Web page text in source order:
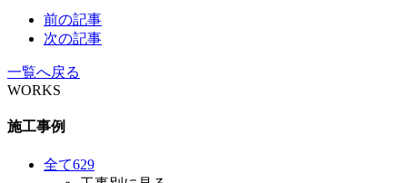
前の記事
次の記事
一覧へ戻る
WORKS
施工事例
全て629